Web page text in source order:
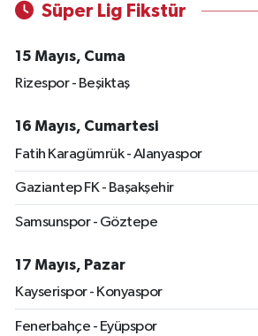
Süper Lig Fikstür
15 Mayıs, Cuma
Rizespor - Beşiktaş
16 Mayıs, Cumartesi
Fatih Karagümrük - Alanyaspor
Gaziantep FK - Başakşehir
Samsunspor - Göztepe
17 Mayıs, Pazar
Kayserispor - Konyaspor
Fenerbahçe - Eyüpspor